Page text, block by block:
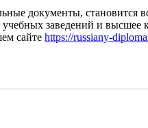
документы, становится
заведений и
сайте https://russiany-